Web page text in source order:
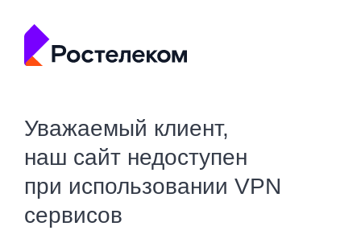
Уважаемый клиент,
наш сайт недоступен
при использовании VPN
сервисов